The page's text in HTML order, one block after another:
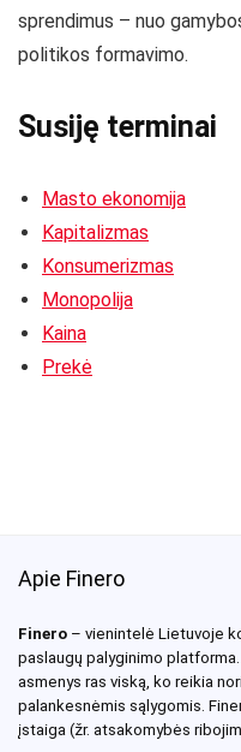
sprendimus – nuo
politikos formavimo.
Susiję terminai
Masto ekonomija
Kapitalizmas
Konsumerizmas
Monopolija
Kaina
Prekė
Apie Finero
Finero – vienintelė Lietuvoje
paslaugų palyginimo
asmenys ras viską, ko reikia
palankesnėmis sąlygomis.
įstaiga (žr. atsakomybės